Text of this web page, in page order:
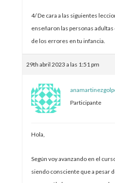
4/ De cara a las siguientes
enseñaron las personas
de los errores en tu infancia.
29th abril 2023 a las 1:51 pm
Participante
Hola,
Según voy avanzando en el
siendo consciente que a pesar